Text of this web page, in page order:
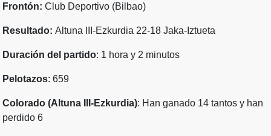
Frontón: Club Deportivo (Bilbao)
Resultado: Altuna III-Ezkurdia 22-18 Jaka-Iztueta
Duración del partido: 1 hora y 2 minutos
Pelotazos: 659
Colorado (Altuna III-Ezkurdia): Han ganado 14 tantos y han
perdido 6